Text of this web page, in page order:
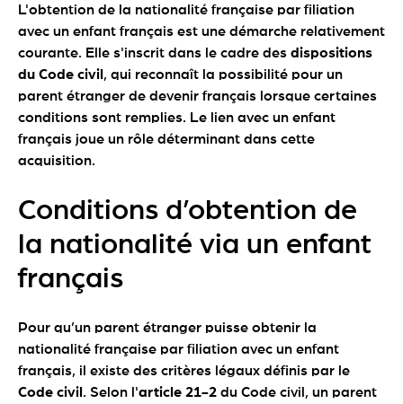
L'obtention de la nationalité française par filiation
avec un enfant français est une démarche relativement
courante. Elle s'inscrit dans le cadre des dispositions
du Code civil , qui reconnaît la possibilité pour un
parent étranger de devenir français lorsque certaines
conditions sont remplies. Le lien avec un enfant
français joue un rôle déterminant dans cette
acquisition.
Conditions d’obtention de
la nationalité via un enfant
français
Pour qu’un parent étranger puisse obtenir la
nationalité française par filiation avec un enfant
français, il existe des critères légaux définis par le
Code civil . Selon l'article 21-2 du Code civil, un parent